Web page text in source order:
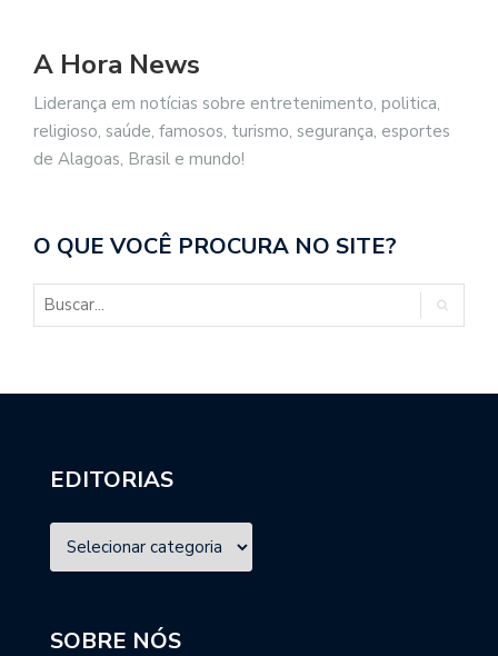
A Hora News
Liderança em notícias sobre entretenimento, politica,
religioso, saúde, famosos, turismo, segurança, esportes
de Alagoas, Brasil e mundo!
O QUE VOCÊ PROCURA NO SITE?
EDITORIAS
SOBRE NÓS